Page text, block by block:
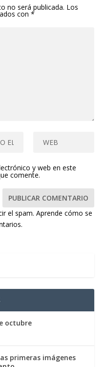
no será publicada. Los
con*
y web en este
comente.
el spam.Aprende cómo se
octubre
primeras imágenes